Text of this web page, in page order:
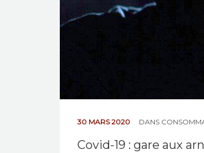
30 MARS 2020 DANS
Covid-19 : gare aux